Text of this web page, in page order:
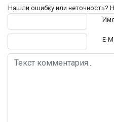
Нашли ошибку или неточность?
E-